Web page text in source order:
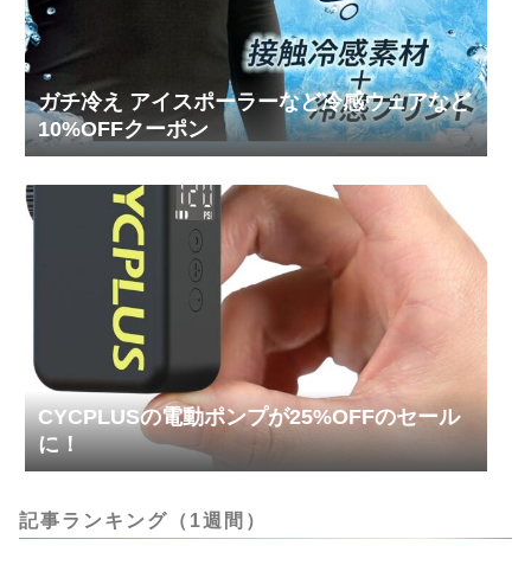
ガチ冷え アイスポーラーなど冷感ウェアなど
10%OFFクーポン
CYCPLUSの電動ポンプが25%OFFのセール
に！
記事ランキング（1週間）